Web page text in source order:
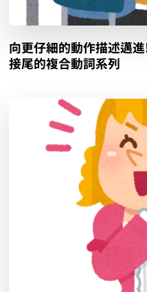
向更仔細的動作描述邁
接尾的複合動詞系列